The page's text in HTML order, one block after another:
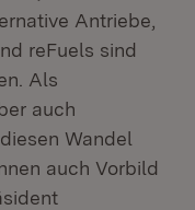
Antriebe,
reFuels sind
Als
auch
Wandel
auch Vorbild